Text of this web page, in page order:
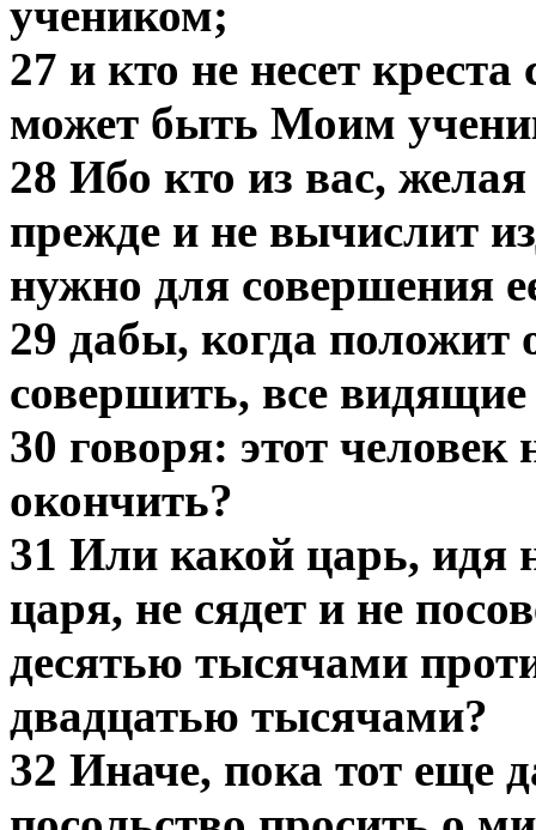
учеником;
27 и кто не несет
может быть Моим
28 Ибо кто из вас,
прежде и не вычислит
нужно для совершения
29 дабы, когда положит
совершить, все
30 говоря: этот
окончить?
31 Или какой царь, идя
царя, не сядет и не
десятью тысячами
двадцатью тысячами?
32 Иначе, пока тот еще